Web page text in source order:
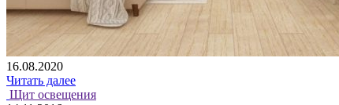
16.08.2020
Читать далее
Щит освещения